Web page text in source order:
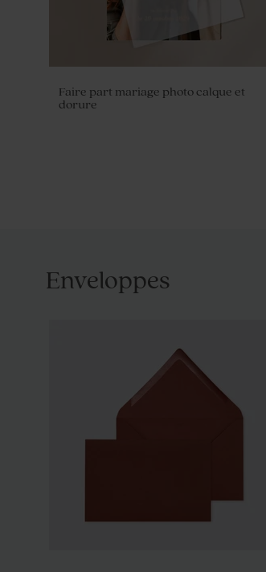
Faire part mariage photo calque et
dorure
Enveloppes